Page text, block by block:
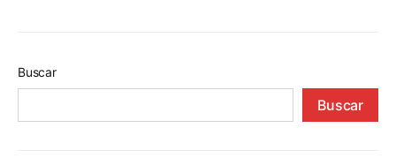
Buscar
Buscar